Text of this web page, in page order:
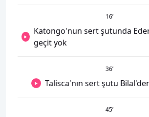
16’
Katongo'nun sert şutunda
geçit yok
36’
Talisca'nın sert şutu
45’